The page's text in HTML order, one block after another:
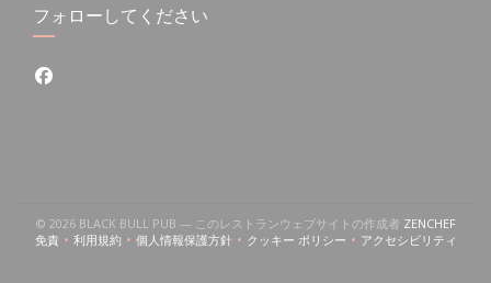
フォローしてください
Facebook ((新しいウィンドウで開きます))
© 2026 BLACK BULL PUB — このレストランウェブサイトの作成者 ZENCHEF((新し
免責((新しいウィンドウで開きます))
利用規約((新しいウィンドウで開きます))
個人情報保護方針((新しいウィンドウで開きます))
クッキー ポリシー((新しいウィンドウで開きます))
アクセシビリティ
((新しいウィン